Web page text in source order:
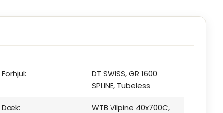
Forhjul:
DT SWISS, GR 1600
SPLINE, Tubeless
Dæk:
WTB Vilpine 40x700C,